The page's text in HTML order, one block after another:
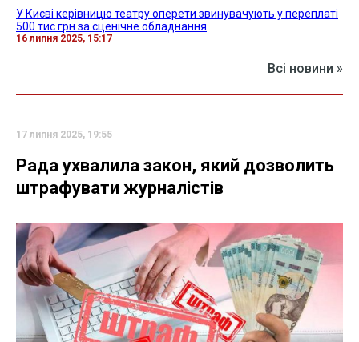
У Києві керівницю театру оперети звинувачують у переплаті
500 тис грн за сценічне обладнання
16 липня 2025, 15:17
Всі новини »
17 липня 2025, 19:55
Рада ухвалила закон, який дозволить
штрафувати журналістів